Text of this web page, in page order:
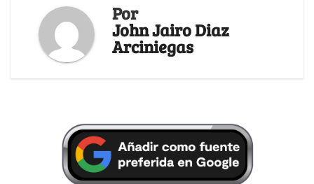
Por
John Jairo Diaz
Arciniegas